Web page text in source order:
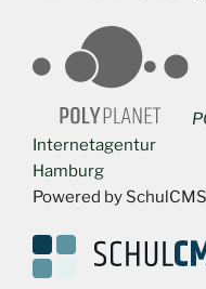
Internetagentur
Hamburg
Powered by